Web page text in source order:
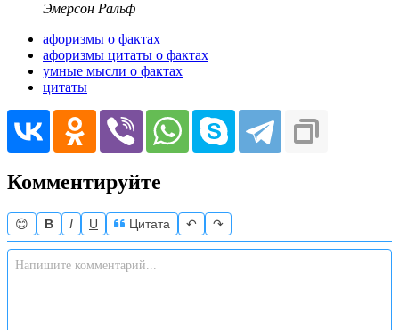
Эмерсон Ральф
афоризмы о фактах
афоризмы цитаты о фактах
умные мысли о фактах
цитаты
Комментируйте
😊 B I U Цитата ↶ ↷